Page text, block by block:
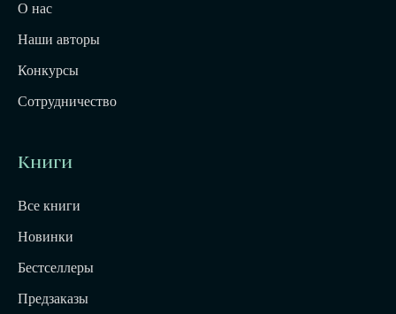
О нас
Наши авторы
Конкурсы
Сотрудничество
Книги
Все книги
Новинки
Бестселлеры
Предзаказы